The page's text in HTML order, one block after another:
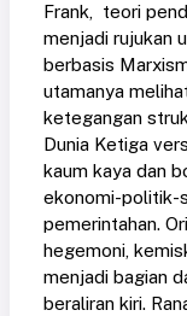
Frank, teori
menjadi rujukan
berbasis
utamanya
ketegangan
Dunia Ketiga
kaum kaya dan
ekonomi-politik-
pemerintahan.
hegemoni,
menjadi bagian
beraliran kiri.